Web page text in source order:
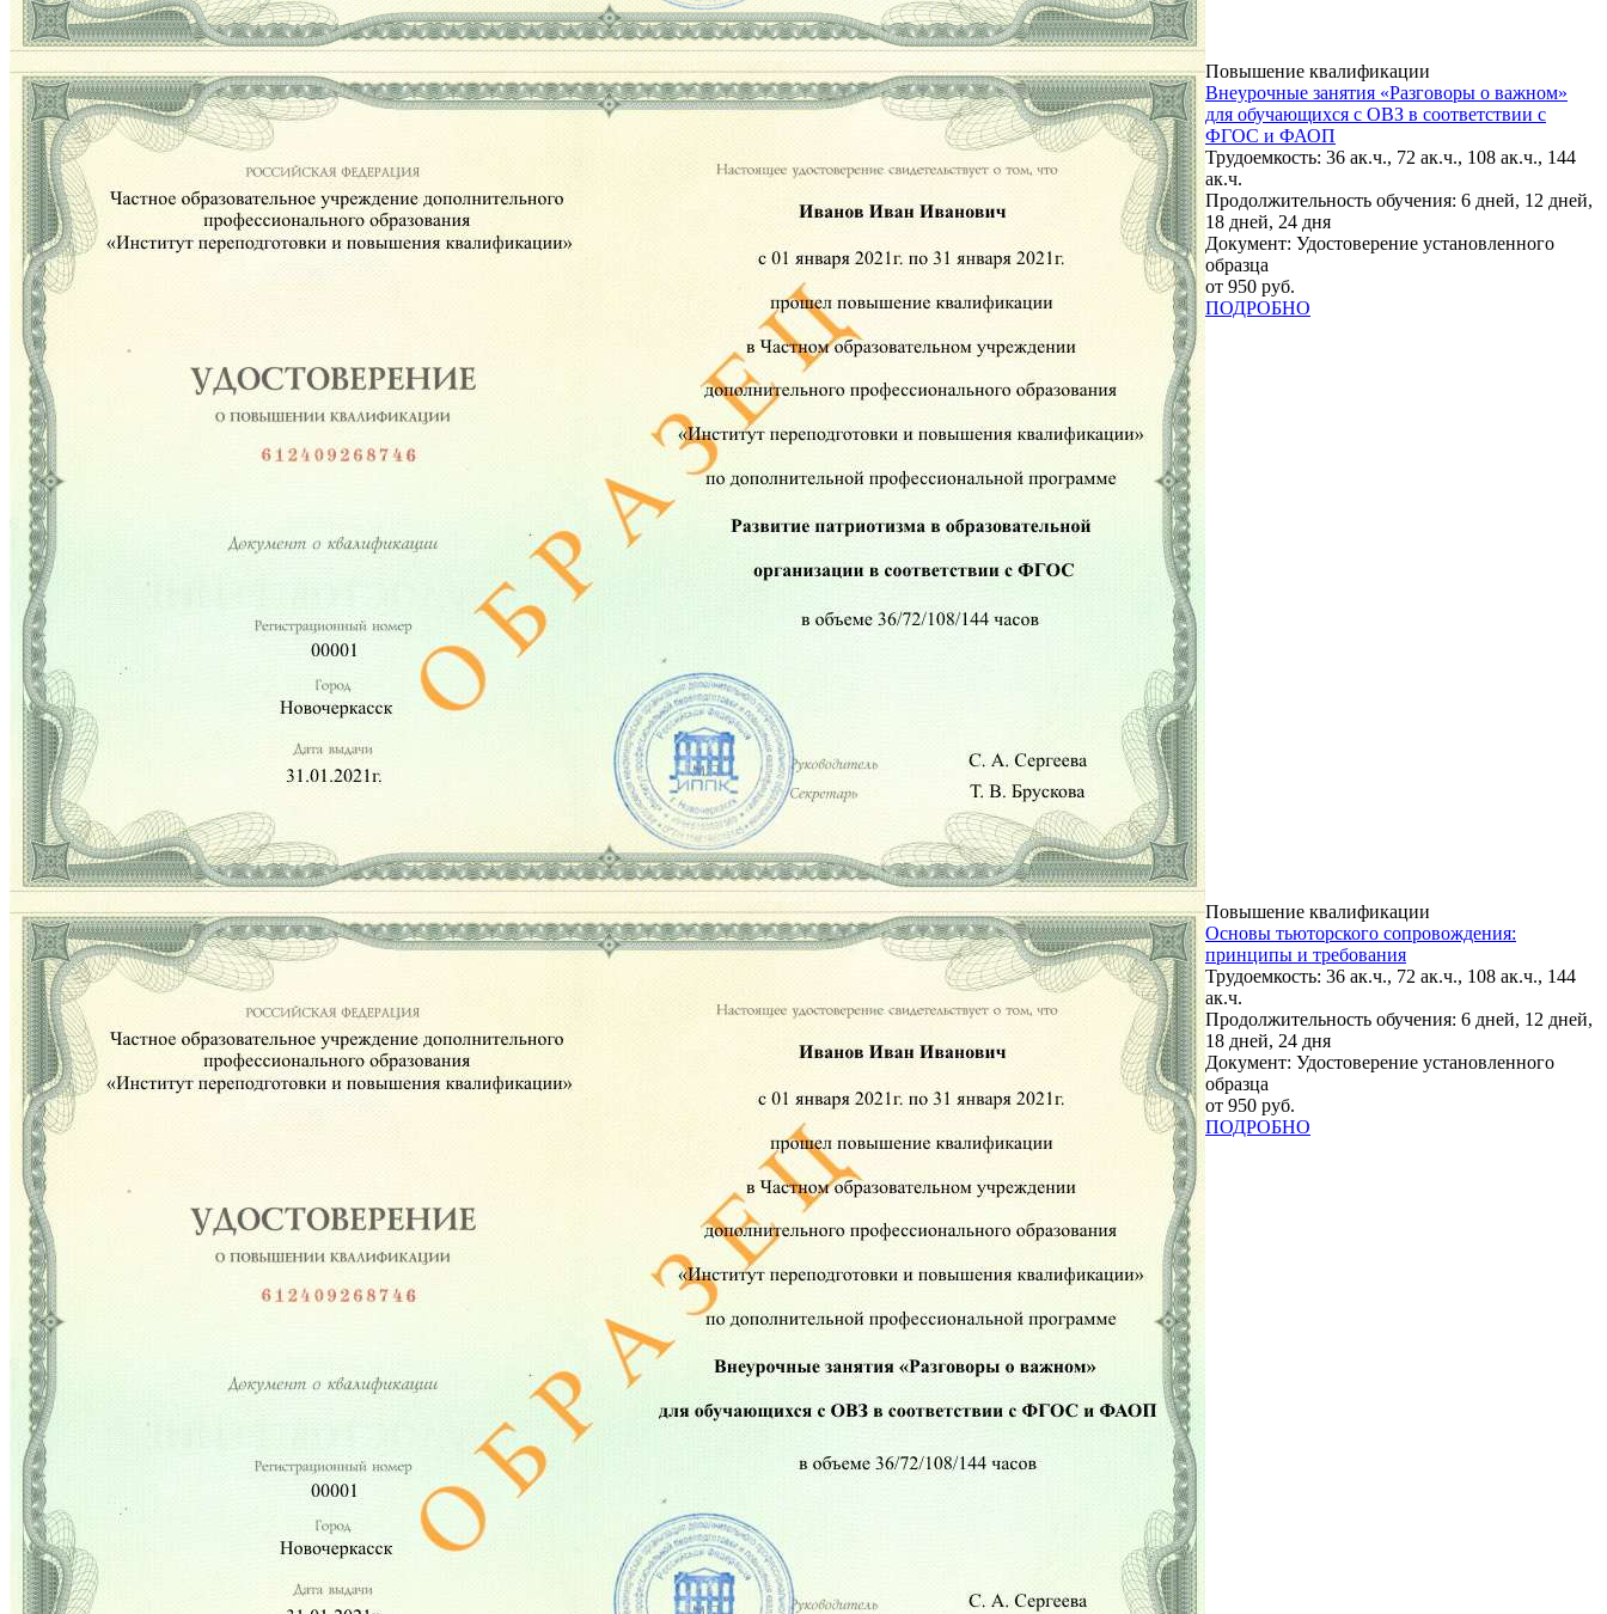
Повышение квалификации
Внеурочные занятия «Разговоры о важном»
для обучающихся с ОВЗ в соответствии с
ФГОС и ФАОП
Трудоемкость: 36 ак.ч., 72 ак.ч., 108 ак.ч., 144
ак.ч.
Продолжительность обучения: 6 дней, 12 дней,
18 дней, 24 дня
Документ: Удостоверение установленного
образца
от 950 руб.
ПОДРОБНО
Повышение квалификации
Основы тьюторского сопровождения:
принципы и требования
Трудоемкость: 36 ак.ч., 72 ак.ч., 108 ак.ч., 144
ак.ч.
Продолжительность обучения: 6 дней, 12 дней,
18 дней, 24 дня
Документ: Удостоверение установленного
образца
от 950 руб.
ПОДРОБНО